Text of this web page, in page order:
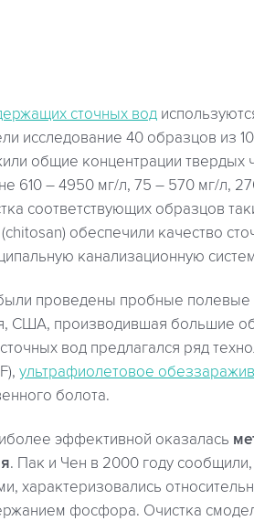
сточных вод
исследование 40 образцов из
общие концентрации твердых
610 – 4950 мг/л, 75 – 570 мг/л,
соответствующих образцов
обеспечили качество
канализационную
проведены пробные полевые
США, производившая большие
вод предлагался ряд
ультрафиолетовое
болота.
эффективной оказалась
. Пак и Чен в 2000 году
характеризовались
фосфора. Очистка